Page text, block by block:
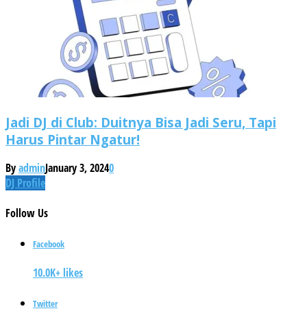
Jadi DJ di Club: Duitnya Bisa Jadi Seru, Tapi
Harus Pintar Ngatur!
ByadminJanuary 3, 20240
DJ Profile
Follow Us
Facebook
10.0K+ likes
Twitter